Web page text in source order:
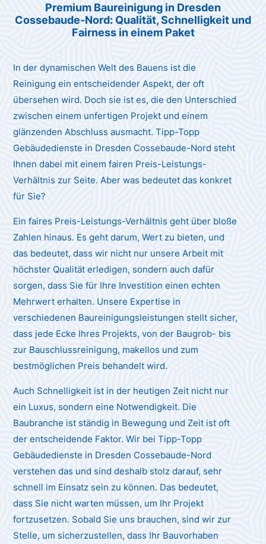
Premium Baureinigung in Dresden
Cossebaude-Nord: Qualität, Schnelligkeit und
Fairness in einem Paket
In der dynamischen Welt des Bauens ist die
Reinigung ein entscheidender Aspekt, der oft
übersehen wird. Doch sie ist es, die den Unterschied
zwischen einem unfertigen Projekt und einem
glänzenden Abschluss ausmacht. Tipp-Topp
Gebäudedienste in Dresden Cossebaude-Nord steht
Ihnen dabei mit einem fairen Preis-Leistungs-
Verhältnis zur Seite. Aber was bedeutet das konkret
für Sie?
Ein faires Preis-Leistungs-Verhältnis geht über bloße
Zahlen hinaus. Es geht darum, Wert zu bieten, und
das bedeutet, dass wir nicht nur unsere Arbeit mit
höchster Qualität erledigen, sondern auch dafür
sorgen, dass Sie für Ihre Investition einen echten
Mehrwert erhalten. Unsere Expertise in
verschiedenen Baureinigungsleistungen stellt sicher,
dass jede Ecke Ihres Projekts, von der Baugrob- bis
zur Bauschlussreinigung, makellos und zum
bestmöglichen Preis behandelt wird.
Auch Schnelligkeit ist in der heutigen Zeit nicht nur
ein Luxus, sondern eine Notwendigkeit. Die
Baubranche ist ständig in Bewegung und Zeit ist oft
der entscheidende Faktor. Wir bei Tipp-Topp
Gebäudedienste in Dresden Cossebaude-Nord
verstehen das und sind deshalb stolz darauf, sehr
schnell im Einsatz sein zu können. Das bedeutet,
dass Sie nicht warten müssen, um Ihr Projekt
fortzusetzen. Sobald Sie uns brauchen, sind wir zur
Stelle, um sicherzustellen, dass Ihr Bauvorhaben